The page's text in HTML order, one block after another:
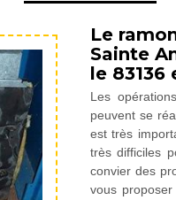
Le
Sainte
le 83136
Les
peuvent se
est très
très difficiles
convier des
vous